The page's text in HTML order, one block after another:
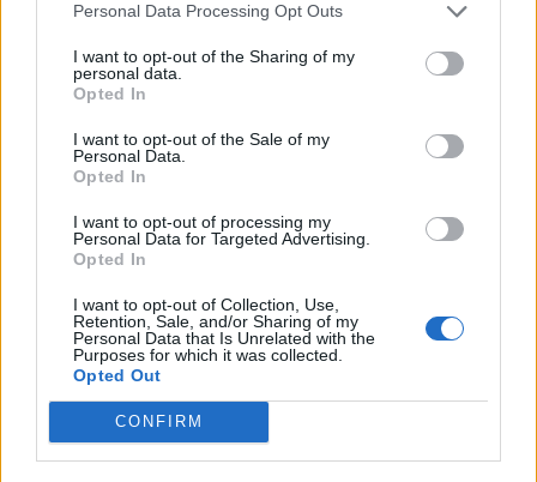
Personal Data Processing Opt Outs
I want to opt-out of the Sharing of my
personal data.
Opted In
I want to opt-out of the Sale of my
Personal Data.
Opted In
I want to opt-out of processing my
Personal Data for Targeted Advertising.
Opted In
I want to opt-out of Collection, Use,
Retention, Sale, and/or Sharing of my
Personal Data that Is Unrelated with the
Purposes for which it was collected.
Opted Out
CONFIRM
mogliby zająć miejsce dotychczasowego AD Carry -
Jasona "WildTurtle'a" Trana - w podstawowym składzie.
Zawodnicy zanim oficjalnie staną się członkami TSM,
przejdą wcześniej odpowiednie testy. Wspomniany
Kanadyjczyk ma znaleźć się w gronie zawodników,
których chce sprawdzić TSM. Oznacza to, że WildTurtle
nie został całkowicie przekreślony przez menadżerów
oraz sztab szkoleniowy tej organizacji.
Czego TSM wymaga od kandydatów na tę pozycję?
Podstawą jest umiejętność komunikowania się w
języku angielskim. Zawodnik musi mieć aktualnie rangę
Challengera na serwerze północnoamerykańskim,
europejskim (nie zaznaczono, czy EUNE, czy EUW),
koreańskim, chińskim lub tajwańskim. Ważną sprawą
jest także chęć i możliwość przeprowadzenia się do
Stanów Zjednoczonych.